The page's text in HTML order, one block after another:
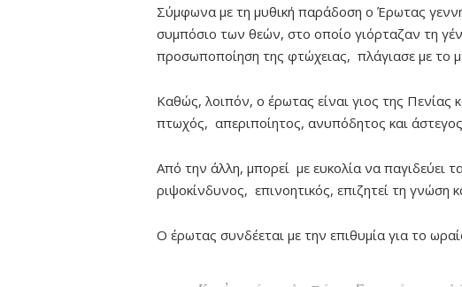
Σύμφωνα με τη μυθική παράδοση ο Έρωτας
συμπόσιο των θεών, στο οποίο γιόρταζαν τη
προσωποποίηση της φτώχειας, πλάγιασε με το
Καθώς, λοιπόν, ο έρωτας είναι γιος της Πενίας
πτωχός, απεριποίητος, ανυπόδητος και
Από την άλλη, μπορεί με ευκολία να παγιδεύει
ριψοκίνδυνος, επινοητικός, επιζητεί τη γνώση
Ο έρωτας συνδέεται με την επιθυμία για το